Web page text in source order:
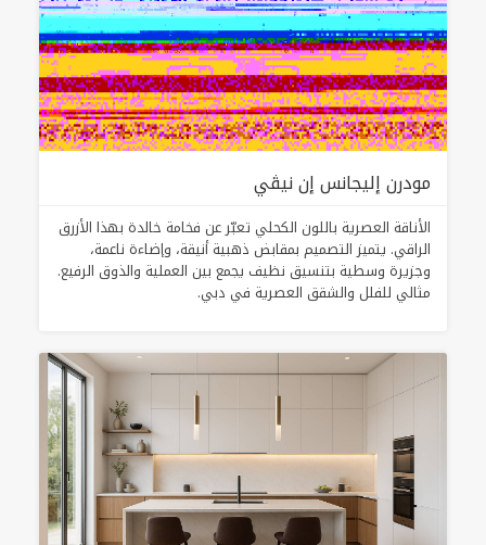
مودرن إليجانس إن نيڤي
الأناقة العصرية باللون الكحلي تعبّر عن فخامة خالدة بهذا الأزرق
الراقي. يتميز التصميم بمقابض ذهبية أنيقة، وإضاءة ناعمة،
وجزيرة وسطية بتنسيق نظيف يجمع بين العملية والذوق الرفيع.
مثالي للفلل والشقق العصرية في دبي.